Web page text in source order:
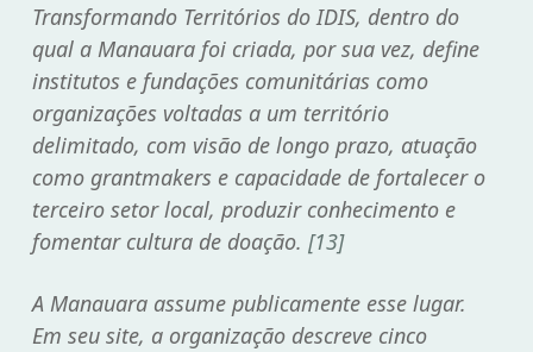
Transformando Territórios do IDIS, dentro do
qual a Manauara foi criada, por sua vez, define
institutos e fundações comunitárias como
organizações voltadas a um território
delimitado, com visão de longo prazo, atuação
como grantmakers e capacidade de fortalecer o
terceiro setor local, produzir conhecimento e
fomentar cultura de doação. [13]
A Manauara assume publicamente esse lugar.
Em seu site, a organização descreve cinco